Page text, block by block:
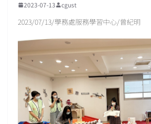
2023-07-13 cgust
2023/07/13/學務處服務學習中心/曾紀明